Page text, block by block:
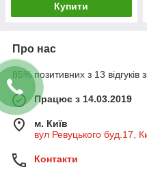
Купити
Про нас
85% позитивних з 13 відгуків
Працює з 14.03.2019
м. Київ
вул Ревуцького буд.17,
Контакти